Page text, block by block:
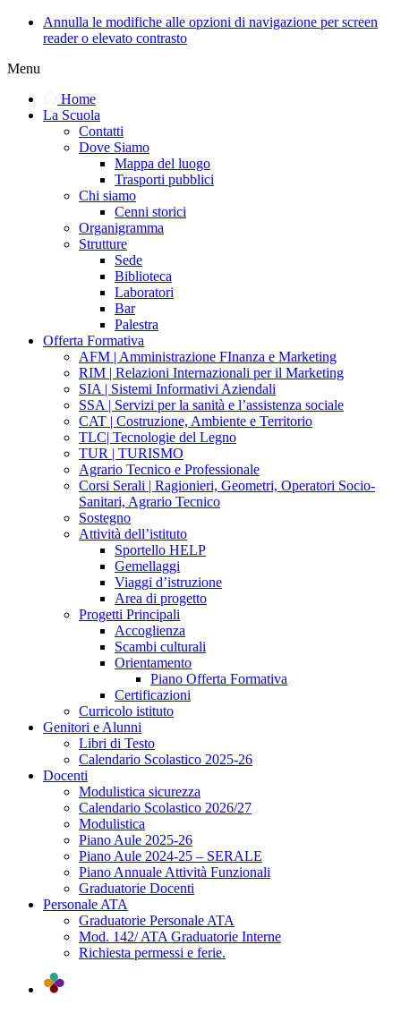
Annulla le modifiche alle opzioni di navigazione per screen
reader o elevato contrasto
Menu
Home
La Scuola
Contatti
Dove Siamo
Mappa del luogo
Trasporti pubblici
Chi siamo
Cenni storici
Organigramma
Strutture
Sede
Biblioteca
Laboratori
Bar
Palestra
Offerta Formativa
AFM | Amministrazione FInanza e Marketing
RIM | Relazioni Internazionali per il Marketing
SIA | Sistemi Informativi Aziendali
SSA | Servizi per la sanità e l’assistenza sociale
CAT | Costruzione, Ambiente e Territorio
TLC| Tecnologie del Legno
TUR | TURISMO
Agrario Tecnico e Professionale
Corsi Serali | Ragionieri, Geometri, Operatori Socio-
Sanitari, Agrario Tecnico
Sostegno
Attività dell’istituto
Sportello HELP
Gemellaggi
Viaggi d’istruzione
Area di progetto
Progetti Principali
Accoglienza
Scambi culturali
Orientamento
Piano Offerta Formativa
Certificazioni
Curricolo istituto
Genitori e Alunni
Libri di Testo
Calendario Scolastico 2025-26
Docenti
Modulistica sicurezza
Calendario Scolastico 2026/27
Modulistica
Piano Aule 2025-26
Piano Aule 2024-25 – SERALE
Piano Annuale Attività Funzionali
Graduatorie Docenti
Personale ATA
Graduatorie Personale ATA
Mod. 142/ ATA Graduatorie Interne
Richiesta permessi e ferie.